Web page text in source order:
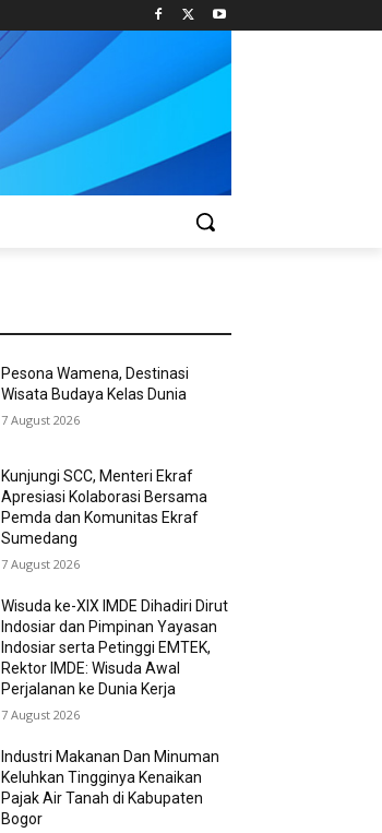
Pesona Wamena, Destinasi
Wisata Budaya Kelas Dunia
7 August 2026
Kunjungi SCC, Menteri Ekraf
Apresiasi Kolaborasi Bersama
Pemda dan Komunitas Ekraf
Sumedang
7 August 2026
Wisuda ke-XIX IMDE Dihadiri Dirut
Indosiar dan Pimpinan Yayasan
Indosiar serta Petinggi EMTEK,
Rektor IMDE: Wisuda Awal
Perjalanan ke Dunia Kerja
7 August 2026
Industri Makanan Dan Minuman
Keluhkan Tingginya Kenaikan
Pajak Air Tanah di Kabupaten
Bogor